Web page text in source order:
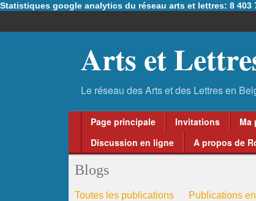
Statistiques google analytics du réseau arts et lettres: 8 403
Arts et
Page principale Invitations Ma
Discussion en ligne
A propos de
Blogs
Toutes les publications Publications